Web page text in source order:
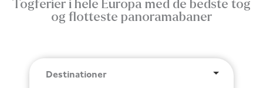
Togferier i hele Europa med de bedste tog
og flotteste panoramabaner
Destinationer